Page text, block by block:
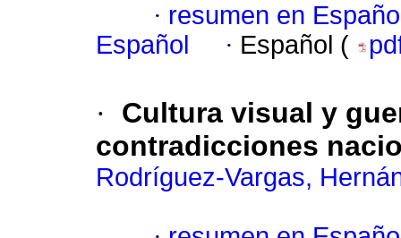
· resumen en
Español
· Español (
·
Cultura visual y
contradicciones
Rodríguez-Vargas,